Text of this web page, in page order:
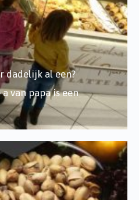
dadelijk al een?
van papa is een